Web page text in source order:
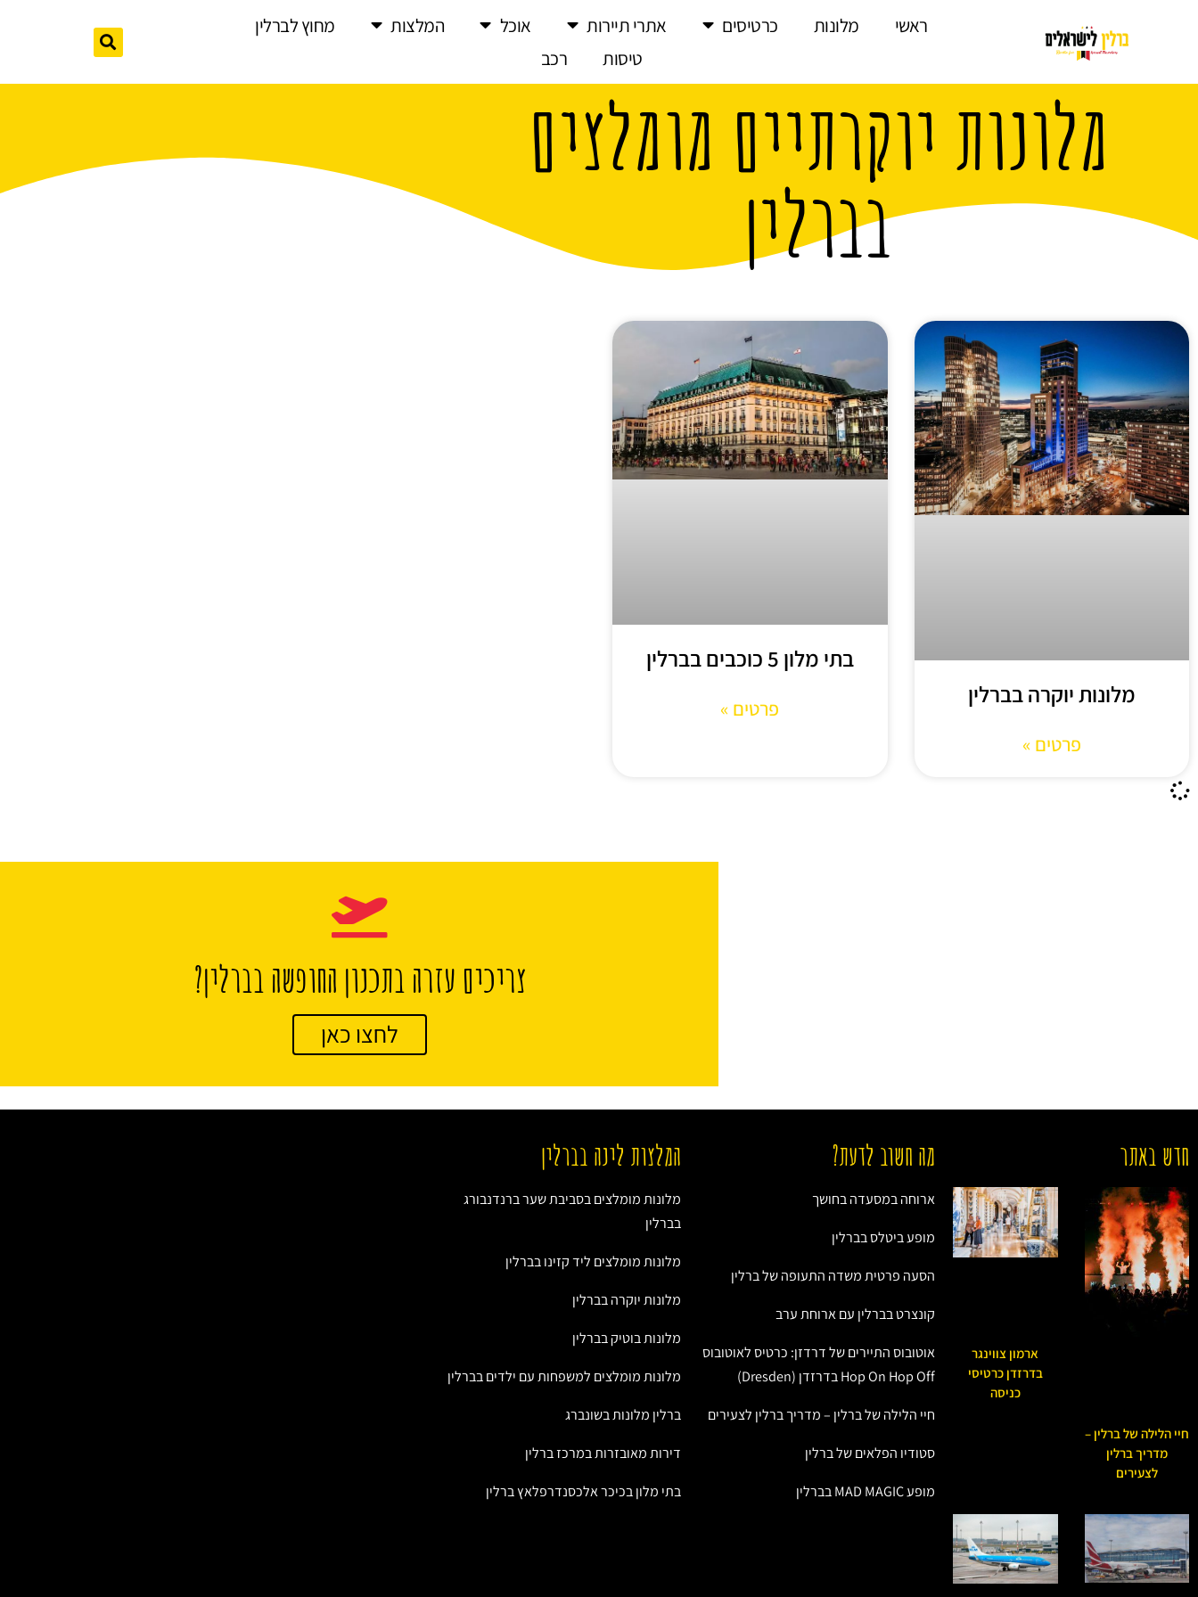
ראשי מלונות כרטיסים אתרי תיירות אוכל המלצות
מחוץ לברלין
טיסות
רכב
מלונות יוקרתיים מומלצים
בברלין
מלונות יוקרה בברלין
פרטים »
בתי מלון 5 כוכבים בברלין
פרטים »
צריכים עזרה בתכנון החופשה בברלין?
לחצו כאן
חדש באתר
חיי הלילה של ברלין –
מדריך ברלין
לצעירים
ארמון צווינגר
בדרזדן כרטיסי
כניסה
מה חשוב לדעת?
ארוחה במסעדה בחושך
מופע ביטלס בברלין
הסעה פרטית משדה התעופה של ברלין
קונצרט בברלין עם ארוחת ערב
אוטובוס התיירים של דרדזן: כרטיס לאוטובוס
Hop On Hop Off בדרזדן (Dresden)
חיי הלילה של ברלין – מדריך ברלין לצעירים
סטודיו הפלאים של ברלין
מופע MAD MAGIC בברלין
המלצות לינה בברלין
מלונות מומלצים בסביבת שער ברנדנבורג
בברלין
מלונות מומלצים ליד קזינו בברלין
מלונות יוקרה בברלין
מלונות בוטיק בברלין
מלונות מומלצים למשפחות עם ילדים בברלין
ברלין מלונות בשונברג
דירות מאובזרות במרכז ברלין
בתי מלון בכיכר אלכסנדרפלאץ ברלין